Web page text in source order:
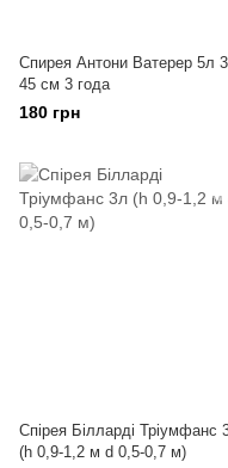
Спирея Антони Ватерер 5л 30-
45 см 3 года
180 грн
Спірея Білларді Тріумфанс
(h 0,9-1,2 м d 0,5-0,7 м)